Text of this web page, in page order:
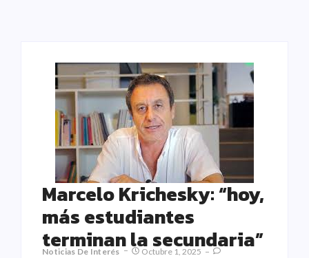
Marcelo Krichesky: “hoy,
más estudiantes
terminan la secundaria”
Noticias De Interés Octubre 1, 2025